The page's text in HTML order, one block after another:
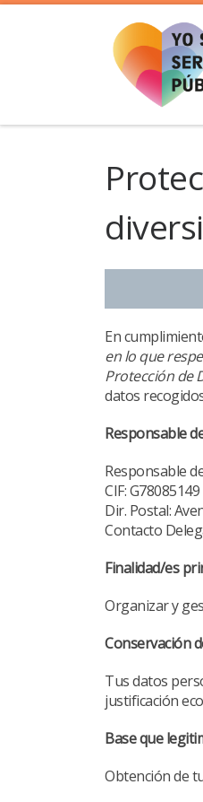
Saltar al contenido
En
en lo que
Protección de
datos
Responsable
Responsable
CIF: G78085149
Dir. Postal:
Contacto
Finalidad/es
Organizar y
Conservación
Tus datos
justificación
Base que
Obtención de